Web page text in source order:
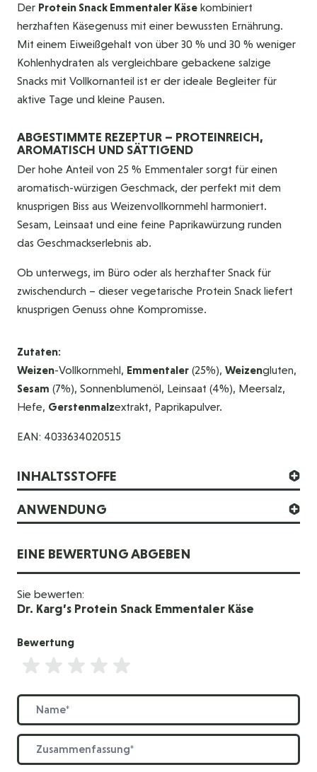
Der Protein Snack Emmentaler Käse kombiniert
herzhaften Käsegenuss mit einer bewussten Ernährung.
Mit einem Eiweißgehalt von über 30 % und 30 % weniger
Kohlenhydraten als vergleichbare gebackene salzige
Snacks mit Vollkornanteil ist er der ideale Begleiter für
aktive Tage und kleine Pausen.
ABGESTIMMTE REZEPTUR – PROTEINREICH,
AROMATISCH UND SÄTTIGEND
Der hohe Anteil von 25 % Emmentaler sorgt für einen
aromatisch-würzigen Geschmack, der perfekt mit dem
knusprigen Biss aus Weizenvollkornmehl harmoniert.
Sesam, Leinsaat und eine feine Paprikawürzung runden
das Geschmackserlebnis ab.
Ob unterwegs, im Büro oder als herzhafter Snack für
zwischendurch – dieser vegetarische Protein Snack liefert
knusprigen Genuss ohne Kompromisse.
Zutaten:
Weizen-Vollkornmehl, Emmentaler (25%), Weizengluten,
Sesam (7%), Sonnenblumenöl, Leinsaat (4%), Meersalz,
Hefe, Gerstenmalzextrakt, Paprikapulver.
EAN: 4033634020515
INHALTSSTOFFE
ANWENDUNG
EINE BEWERTUNG ABGEBEN
Sie bewerten:
Dr. Karg’s Protein Snack Emmentaler Käse
Bewertung
Bewertung
Name
Zusammenfassung